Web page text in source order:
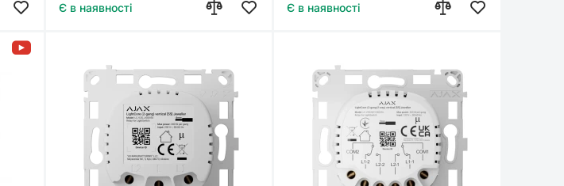
Є в наявності Є в наявності